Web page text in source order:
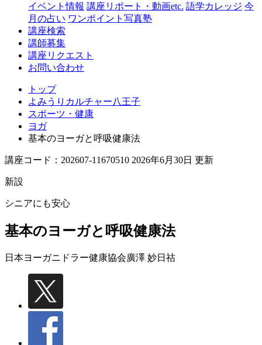
イベント情報 講座リポート・動画etc. 語学カレッジ 今
月の占い ワンポイント写真塾
講座検索
講師募集
講座リクエスト
お問い合わせ
トップ
よみうりカルチャー八王子
スポーツ・健康
ヨガ
基本のヨーガと呼吸健康法
講座コード：202607-11670510 2026年6月30日 更新
新設
シニアにも安心
基本のヨーガと呼吸健康法
日本ヨーガニドラー健康協会廣澤 妙日祜